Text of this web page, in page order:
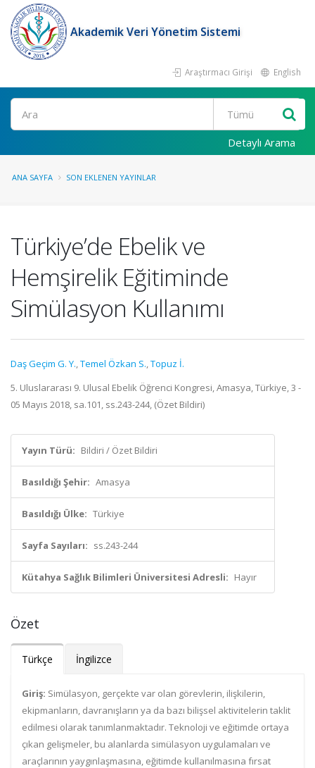
Akademik Veri Yönetim Sistemi
Araştırmacı Girişi English
Ara
Detaylı Arama
ANA SAYFA SON EKLENEN YAYINLAR
Türkiye’de Ebelik ve
Hemşirelik Eğitiminde
Simülasyon Kullanımı
Daş Geçim G. Y.,Temel Özkan S.,Topuz İ.
5. Uluslararası 9. Ulusal Ebelik Öğrenci Kongresi, Amasya, Türkiye, 3 -
05 Mayıs 2018, sa.101, ss.243-244, (Özet Bildiri)
Yayın Türü: Bildiri / Özet Bildiri
Basıldığı Şehir: Amasya
Basıldığı Ülke: Türkiye
Sayfa Sayıları: ss.243-244
Kütahya Sağlık Bilimleri Üniversitesi Adresli: Hayır
Özet
Türkçe İngilizce
Giriş: Simülasyon, gerçekte var olan görevlerin, ilişkilerin,
ekipmanların, davranışların ya da bazı bilişsel aktivitelerin taklit
edilmesi olarak tanımlanmaktadır. Teknoloji ve eğitimde ortaya
çıkan gelişmeler, bu alanlarda simülasyon uygulamaları ve
araçlarının yaygınlaşmasına, eğitimde kullanılmasına fırsat